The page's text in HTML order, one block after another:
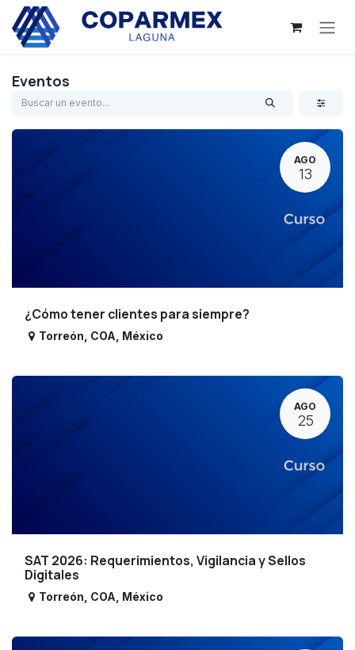
Ir al contenido
Eventos
AGO
13
¿Cómo tener clientes para siempre?
Torreón COA México
AGO
25
SAT 2026: Requerimientos, Vigilancia y Sellos
Digitales
Torreón COA México